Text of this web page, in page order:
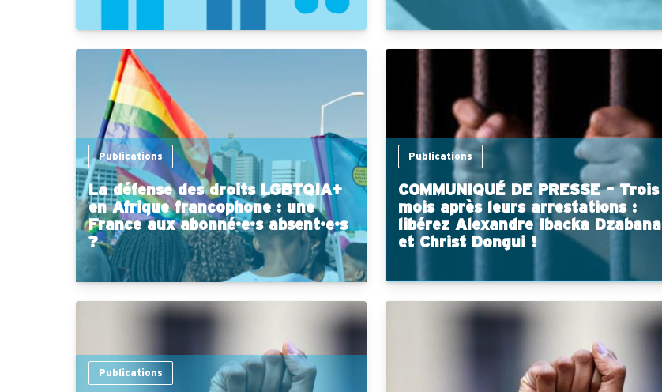
Publications
La défense des droits LGBTQIA+
en Afrique francophone : une
France aux abonné·e·s absent·e·s
?
Publications
COMMUNIQUÉ DE PRESSE – Trois
mois après leurs arrestations :
libérez Alexandre Ibacka Dzabana
et Christ Dongui !
Publications